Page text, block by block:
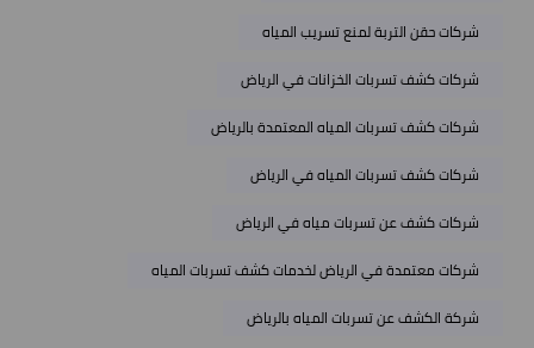
شركات حقن التربة لمنع تسريب المياه
شركات كشف تسربات الخزانات في الرياض
شركات كشف تسربات المياه المعتمدة بالرياض
شركات كشف تسربات المياه في الرياض
شركات كشف عن تسربات مياه في الرياض
شركات معتمدة في الرياض لخدمات كشف تسربات المياه
شركة الكشف عن تسربات المياه بالرياض